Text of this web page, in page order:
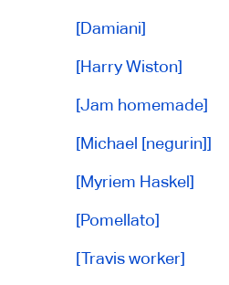
[Damiani]
[Harry Wiston]
[Jam homemade]
[Michael [negurin]]
[Myriem Haskel]
[Pomellato]
[Travis worker]